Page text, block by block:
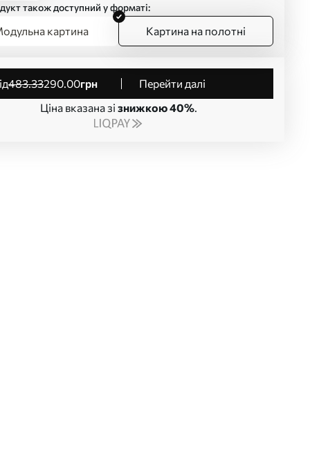
також доступний у форматі:
картина Картина на полотні
від483.33290.00грн
Перейти далі
Ціна вказана зі знижкою 40%.